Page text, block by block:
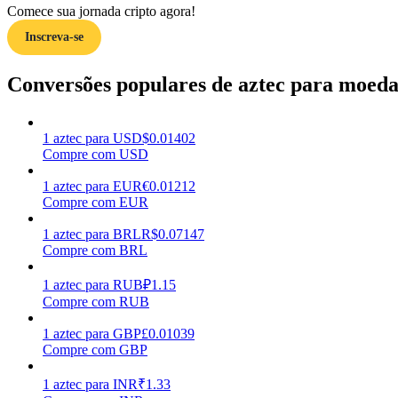
Guia
Estratégias de negociação
Aprenda como se manter lucrativo
Comece sua jornada cripto agora!
Inscreva-se
Conversões populares de aztec para
1 aztec para USD$0.01402
Compre com USD
1 aztec para EUR€0.01212
Compre com EUR
1 aztec para BRLR$0.07147
Compre com BRL
1 aztec para RUB₽1.15
Compre com RUB
1 aztec para GBP£0.01039
Compre com GBP
1 aztec para INR₹1.33